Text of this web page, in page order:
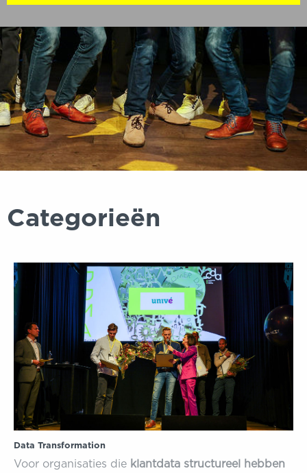
Categorieën
Data Transformation
Voor organisaties die klantdata structureel hebben